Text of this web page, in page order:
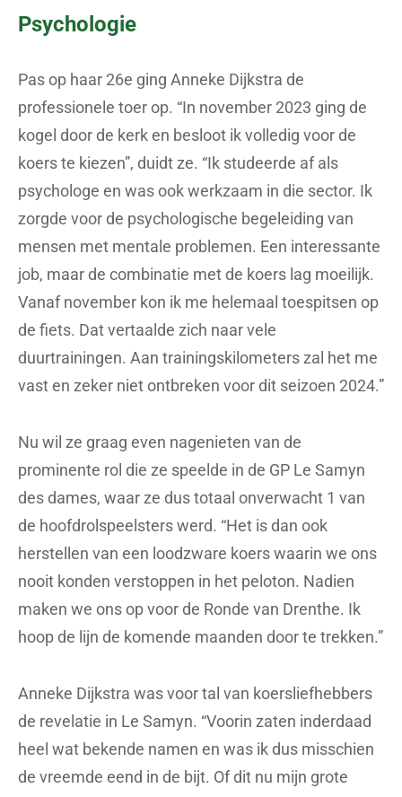
Psychologie
Pas op haar 26e ging Anneke Dijkstra de
professionele toer op. “In november 2023 ging de
kogel door de kerk en besloot ik volledig voor de
koers te kiezen”, duidt ze. “Ik studeerde af als
psychologe en was ook werkzaam in die sector. Ik
zorgde voor de psychologische begeleiding van
mensen met mentale problemen. Een interessante
job, maar de combinatie met de koers lag moeilijk.
Vanaf november kon ik me helemaal toespitsen op
de fiets. Dat vertaalde zich naar vele
duurtrainingen. Aan trainingskilometers zal het me
vast en zeker niet ontbreken voor dit seizoen 2024.”
Nu wil ze graag even nagenieten van de
prominente rol die ze speelde in de GP Le Samyn
des dames, waar ze dus totaal onverwacht 1 van
de hoofdrolspeelsters werd. “Het is dan ook
herstellen van een loodzware koers waarin we ons
nooit konden verstoppen in het peloton. Nadien
maken we ons op voor de Ronde van Drenthe. Ik
hoop de lijn de komende maanden door te trekken.”
Anneke Dijkstra was voor tal van koersliefhebbers
de revelatie in Le Samyn. “Voorin zaten inderdaad
heel wat bekende namen en was ik dus misschien
de vreemde eend in de bijt. Of dit nu mijn grote